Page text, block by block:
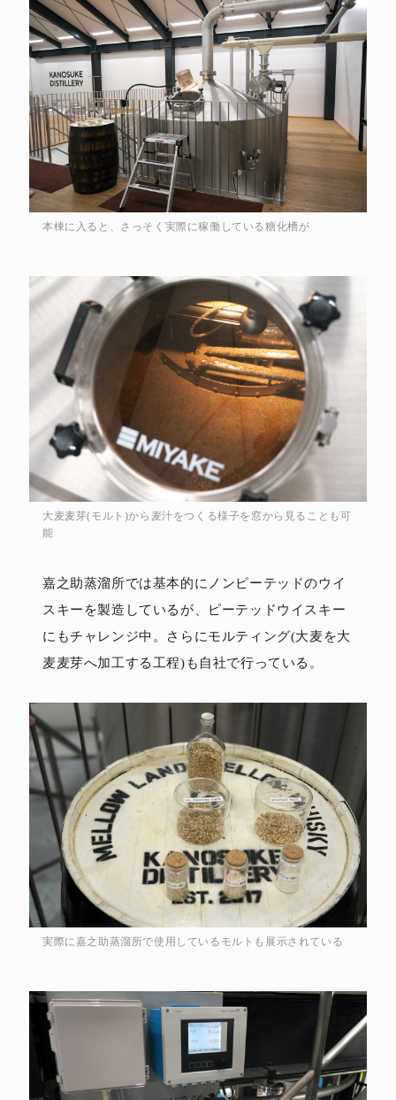
本棟に入ると、さっそく実際に稼働している糖化槽が
大麦麦芽(モルト)から麦汁をつくる様子を窓から見ることも可
能
嘉之助蒸溜所では基本的にノンピーテッドのウイ
スキーを製造しているが、ピーテッドウイスキー
にもチャレンジ中。さらにモルティング(大麦を大
麦麦芽へ加工する工程)も自社で行っている。
実際に嘉之助蒸溜所で使用しているモルトも展示されている